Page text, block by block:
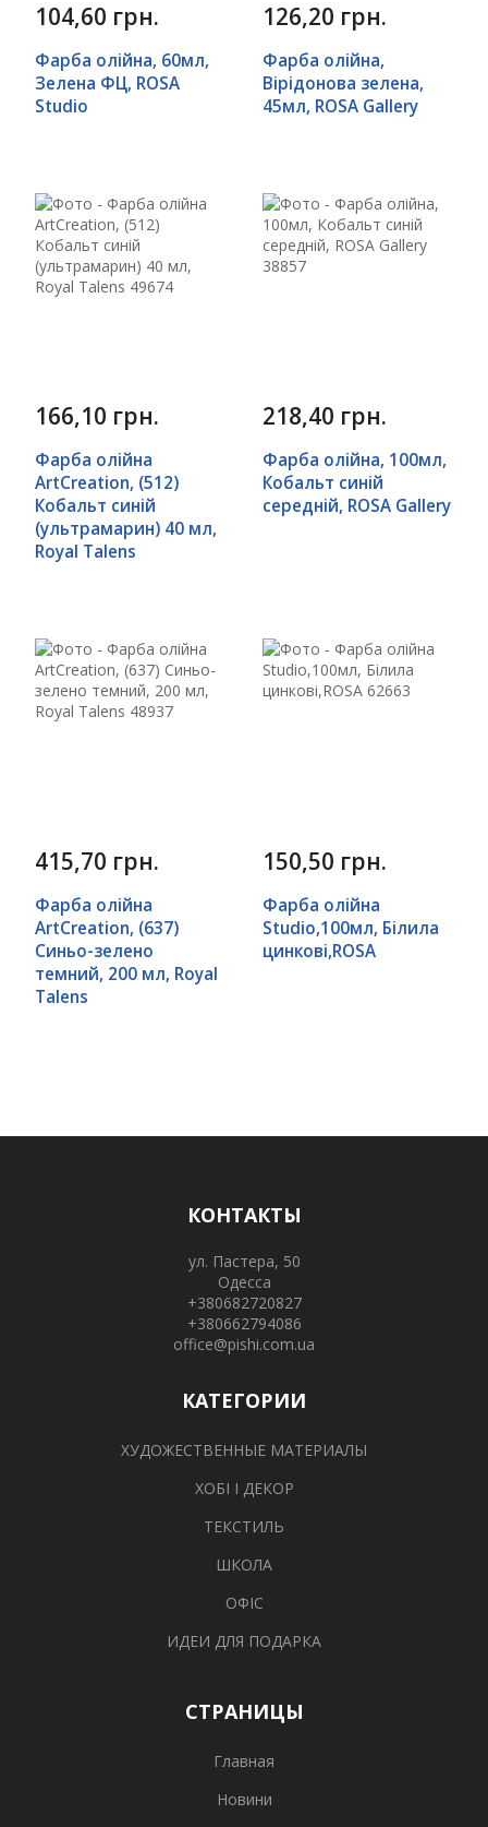
104,60 грн.
Фарба олійна, 60мл,
Зелена ФЦ, ROSA
Studio
126,20 грн.
Фарба олійна,
Вірідонова зелена,
45мл, ROSA Gallery
166,10 грн.
Фарба олійна
ArtCreation, (512)
Кобальт синій
(ультрамарин) 40 мл,
Royal Talens
218,40 грн.
Фарба олійна, 100мл,
Кобальт синій
середній, ROSA Gallery
415,70 грн.
Фарба олійна
ArtCreation, (637)
Синьо-зелено
темний, 200 мл, Royal
Talens
150,50 грн.
Фарба олійна
Studio,100мл, Білила
цинкові,ROSA
КОНТАКТЫ
ул. Пастера, 50
Одесса
+380682720827
+380662794086
office@pishi.com.ua
КАТЕГОРИИ
ХУДОЖЕСТВЕННЫЕ МАТЕРИАЛЫ
ХОБІ І ДЕКОР
ТЕКСТИЛЬ
ШКОЛА
ОФІС
ИДЕИ ДЛЯ ПОДАРКА
СТРАНИЦЫ
Главная
Новини